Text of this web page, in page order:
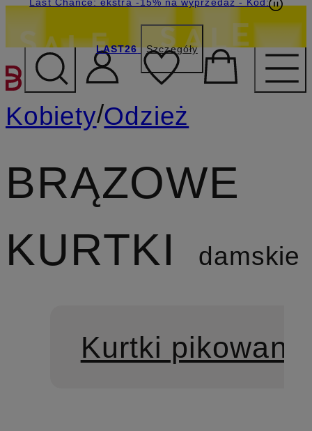
PRZEJDŹ DO GŁÓWNEJ
LAST26 Szczegóły
Kobiety/Odzież
BRĄZOWE
KURTKI
damskie
Kurtki pikowane